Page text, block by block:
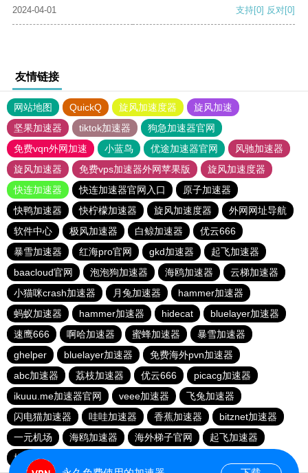
2024-04-01 支持[0] 反对[0]
友情链接
网站地图 QuickQ 旋风加速度器
旋风加速
坚果加速器
tiktok加速器
狗急加速器官网
免费vqn外网加速
小蓝鸟 优途加速器官网
风驰加速器
旋风加速器
免费vps加速器外网苹果版
旋风加速度器
快连加速器
快连加速器官网入口
原子加速器
快鸭加速器
快柠檬加速器 旋风加速度器
外网网址导航
软件中心
极风加速器 白鲸加速器
优云666
暴雪加速器
红海pro官网 gkd加速器
起飞加速器
baacloud官网
泡泡狗加速器 海鸥加速器
云梯加速器
小猫咪crash加速器
月兔加速器
hammer加速器
蚂蚁加速器
hammer加速器 hidecat
bluelayer加速器
速鹰666
啊哈加速器 蜜蜂加速器
暴雪加速器
ghelper
bluelayer加速器
免费海外pvn加速器
abc加速器
荔枝加速器 优云666
picacg加速器
ikuuu.me加速器官网
veee加速器
飞兔加速器
闪电猫加速器
哇哇加速器 香蕉加速器
bitznet加速器
一元机场
海鸥加速器 海外梯子官网
起飞加速器
橘子加速器